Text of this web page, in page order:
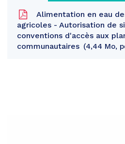
Alimentation en eau
agricoles - Autorisation de
conventions d'accès aux
communautaires
4,44 Mo,